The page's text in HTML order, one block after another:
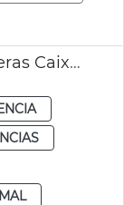
20 aniversario Circuit de Carreras Caixa Popular de València